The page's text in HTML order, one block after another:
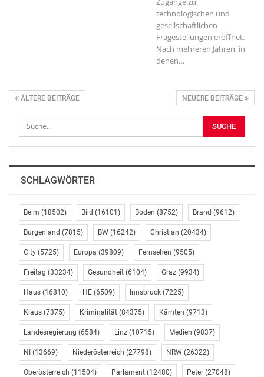
technologischen und
gesellschaftlichen
Fragestellungen eröffnet.
Nach mehreren Jahren, in
denen…
ÄLTERE BEITRÄGE NEUERE BEITRÄGE
SCHLAGWÖRTER
Beim (18502) Bild (16101) Boden (8752) Brand (9612)
Burgenland (7815) BW (16242) Christian (20434)
City (5725) Europa (39809) Fernsehen (9505)
Freitag (33234) Gesundheit (6104) Graz (9934)
Haus (16810) HE (6509) Innsbruck (7225)
Klaus (7375) Kriminalität (84375) Kärnten (9713)
Landesregierung (6584) Linz (10715) Medien (9837)
NI (13669) Niederösterreich (27798) NRW (26322)
Oberösterreich (11504) Parlament (12480) Peter (27048)